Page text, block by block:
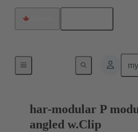
Raccordement carte mère à carte
har-modular P
angled w.Clip